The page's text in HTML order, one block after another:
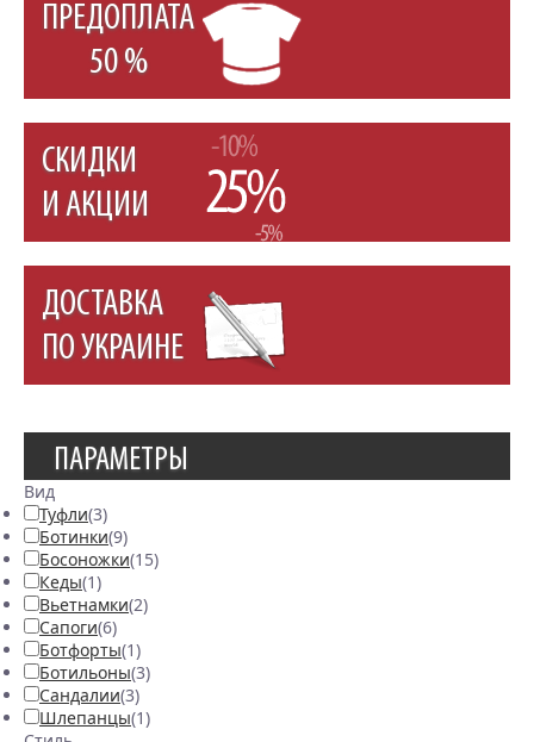
ПРЕДОПЛАТА
50 %
СКИДКИ
И АКЦИИ
ДОСТАВКА
ПО УКРАИНЕ
ПАРАМЕТРЫ
Вид
Туфли(3)
Ботинки(9)
Босоножки(15)
Кеды(1)
Вьетнамки(2)
Сапоги(6)
Ботфорты(1)
Ботильоны(3)
Сандалии(3)
Шлепанцы(1)